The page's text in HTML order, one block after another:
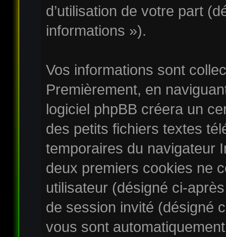
d’utilisation de votre part
informations »).
Vos informations sont
Premièrement, en
logiciel phpBB créera un
des petits fichiers textes
temporaires du navigateur
deux premiers cookies ne
utilisateur (désigné ci-
de session invité (désigné
vous sont